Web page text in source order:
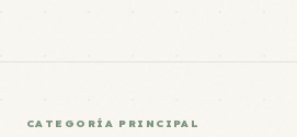
CATEGORÍA PRINCIPAL